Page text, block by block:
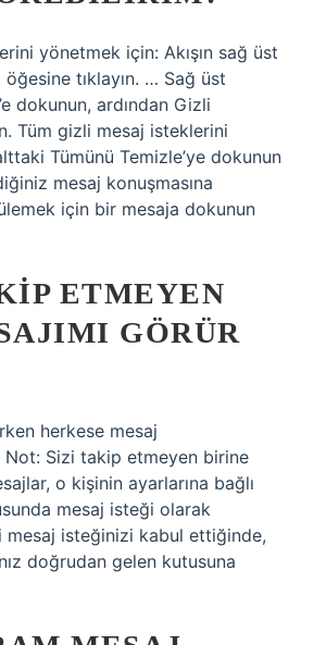
yönetmek için: Akışın sağ üst
tıklayın. … Sağ üst
dokunun, ardından Gizli
Tüm gizli mesaj isteklerini
Tümünü Temizle’ye dokunun
mesaj konuşmasına
için bir mesaja dokunun
ETMEYEN
GÖRÜR
herkese mesaj
Sizi takip etmeyen birine
o kişinin ayarlarına bağlı
mesaj isteği olarak
mesaj isteğinizi kabul ettiğinde,
doğrudan gelen kutusuna